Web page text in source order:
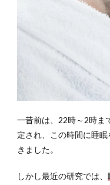
一昔前は、22時～2時ま
定され、この時間に睡
きました。
しかし最近の研究では、